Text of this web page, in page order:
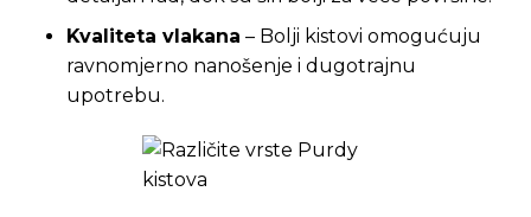
Kvaliteta vlakana – Bolji kistovi omogućuju
ravnomjerno nanošenje i dugotrajnu
upotrebu.